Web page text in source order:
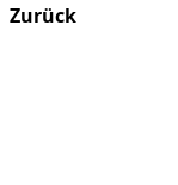
Zurück